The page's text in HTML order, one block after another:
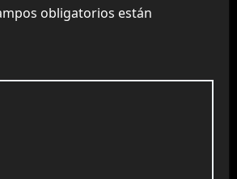
obligatorios están